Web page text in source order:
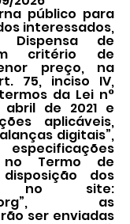
público para
interessados,
Dispensa de
critério de
preço, na
75, inciso IV,
da Lei n°
abril de 2021 e
aplicáveis,
digitais”,
no Termo de
dos
no site:
”, as
ser enviadas